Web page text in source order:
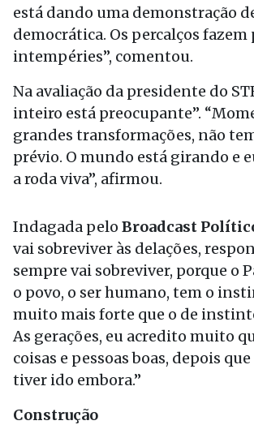
está dando uma demonstração
democrática. Os percalços fazem
intempéries”, comentou.
Na avaliação da presidente do
inteiro está preocupante”.
grandes transformações, não
prévio. O mundo está girando e
a roda viva”, afirmou.
Indagada pelo Broadcast
vai sobreviver às delações,
sempre vai sobreviver, porque o
o povo, o ser humano, tem o
muito mais forte que o de
As gerações, eu acredito muito
coisas e pessoas boas, depois
tiver ido embora.”
Construção